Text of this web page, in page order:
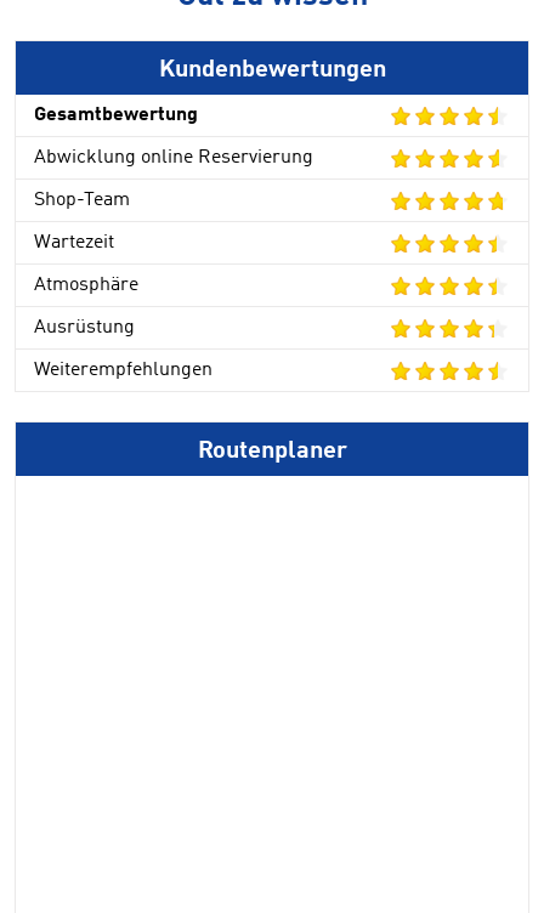
Kundenbewertungen
Gesamtbewertung
Abwicklung online Reservierung
Shop-Team
Wartezeit
Atmosphäre
Ausrüstung
Weiterempfehlungen
Routenplaner